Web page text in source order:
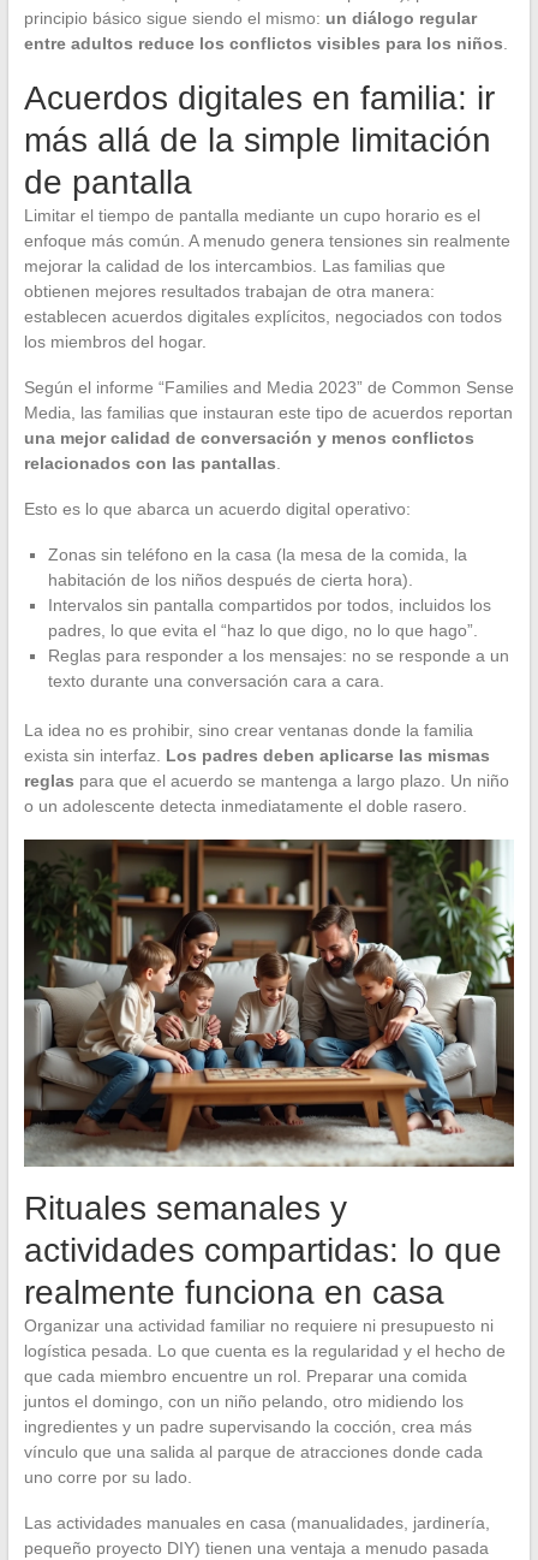
principio básico sigue siendo el mismo: un diálogo regular
entre adultos reduce los conflictos visibles para los niños
Acuerdos digitales en familia: ir
más allá de la simple limitación
de pantalla
Limitar el tiempo de pantalla mediante un cupo horario es el
enfoque más común. A menudo genera tensiones sin realmente
mejorar la calidad de los intercambios. Las familias que
obtienen mejores resultados trabajan de otra manera:
establecen acuerdos digitales explícitos, negociados con todos
los miembros del hogar.
Según el informe “Families and Media 2023” de Common Sense
Media, las familias que instauran este tipo de acuerdos reportan
una mejor calidad de conversación y menos conflictos
relacionados con las pantallas
Esto es lo que abarca un acuerdo digital operativo:
Zonas sin teléfono en la casa (la mesa de la comida, la
habitación de los niños después de cierta hora).
Intervalos sin pantalla compartidos por todos, incluidos los
padres, lo que evita el “haz lo que digo, no lo que hago”.
Reglas para responder a los mensajes: no se responde a un
texto durante una conversación cara a cara.
La idea no es prohibir, sino crear ventanas donde la familia
exista sin interfaz. Los padres deben aplicarse las mismas
reglas para que el acuerdo se mantenga a largo plazo. Un niño
o un adolescente detecta inmediatamente el doble rasero.
Rituales semanales y
actividades compartidas: lo que
realmente funciona en casa
Organizar una actividad familiar no requiere ni presupuesto ni
logística pesada. Lo que cuenta es la regularidad y el hecho de
que cada miembro encuentre un rol. Preparar una comida
juntos el domingo, con un niño pelando, otro midiendo los
ingredientes y un padre supervisando la cocción, crea más
vínculo que una salida al parque de atracciones donde cada
uno corre por su lado.
Las actividades manuales en casa (manualidades, jardinería,
pequeño proyecto DIY) tienen una ventaja a menudo pasada